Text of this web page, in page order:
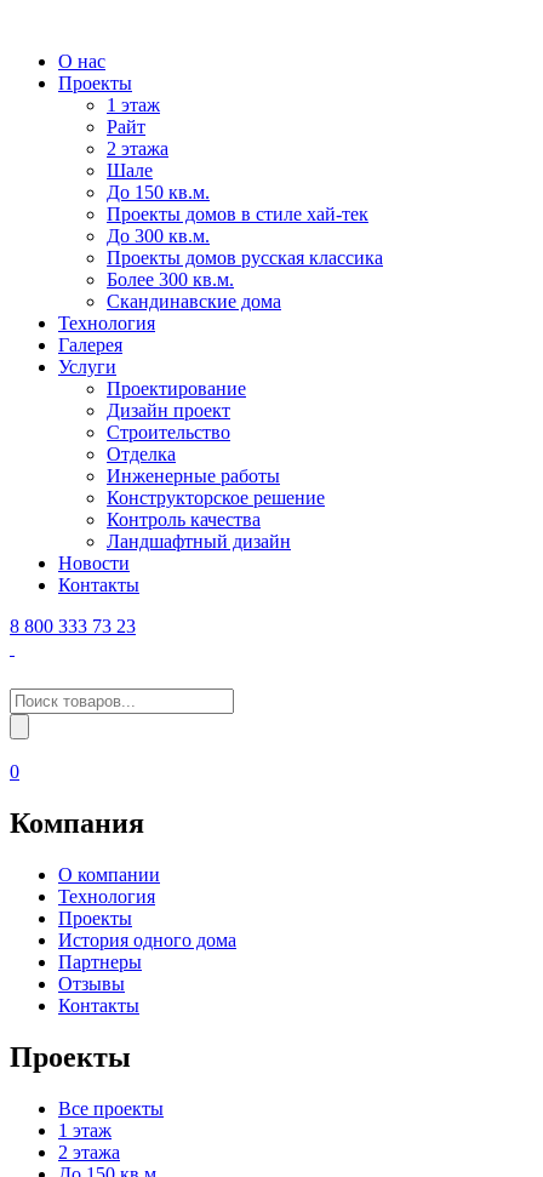
О нас
Проекты
1 этаж
Райт
2 этажа
Шале
До 150 кв.м.
Проекты домов в стиле хай-тек
До 300 кв.м.
Проекты домов русская классика
Более 300 кв.м.
Скандинавские дома
Технология
Галерея
Услуги
Проектирование
Дизайн проект
Строительство
Отделка
Инженерные работы
Конструкторское решение
Контроль качества
Ландшафтный дизайн
Новости
Контакты
8 800 333 73 23
Поиск
товаров
0
Компания
О компании
Технология
Проекты
История одного дома
Партнеры
Отзывы
Контакты
Проекты
Все проекты
1 этаж
2 этажа